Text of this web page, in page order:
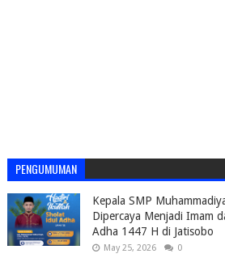
PENGUMUMAN
Kepala SMP
Dipercaya Menjadi Imam
Adha 1447 H di Jatisobo
May 25, 2026 0